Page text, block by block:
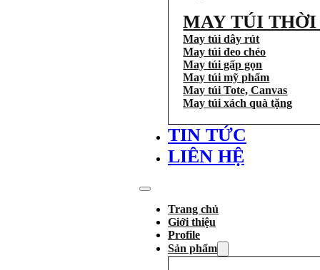
MAY TÚI
May túi dây rút
May túi đeo chéo
May túi gấp gọn
May túi mỹ phẩm
May túi Tote, Canvas
May túi xách quà tặng
TIN TỨC
LIÊN HỆ
Trang chủ
Giới thiệu
Profile
Sản phẩm